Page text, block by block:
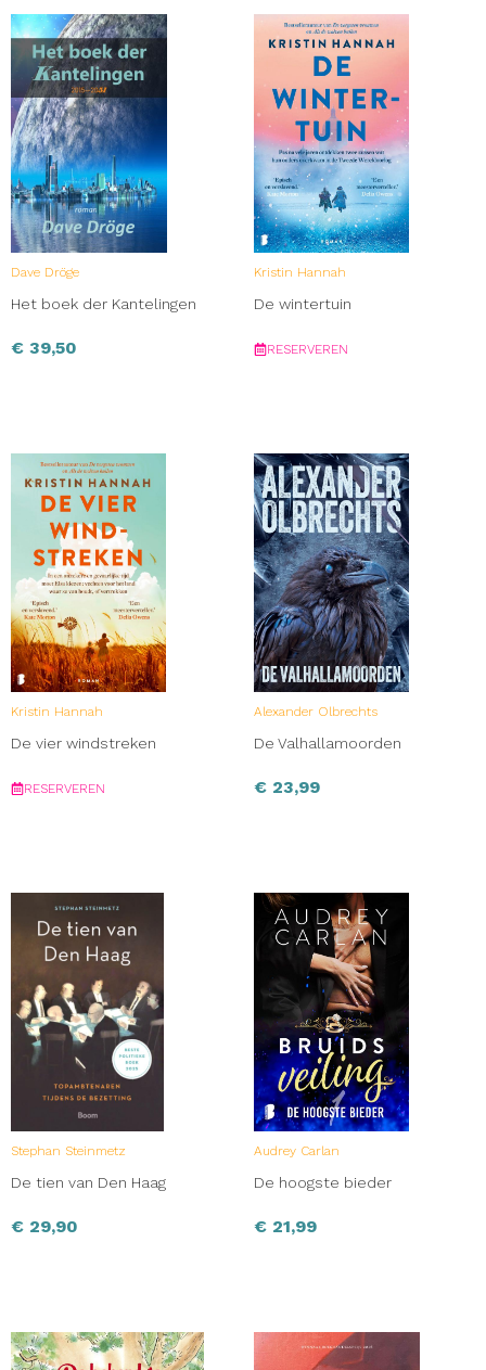
Dave Dröge
Het boek der Kantelingen
€ 39,50
Kristin Hannah
De wintertuin
RESERVEREN
Kristin Hannah
De vier windstreken
RESERVEREN
Alexander Olbrechts
De Valhallamoorden
€ 23,99
Stephan Steinmetz
De tien van Den Haag
€ 29,90
Audrey Carlan
De hoogste bieder
€ 21,99